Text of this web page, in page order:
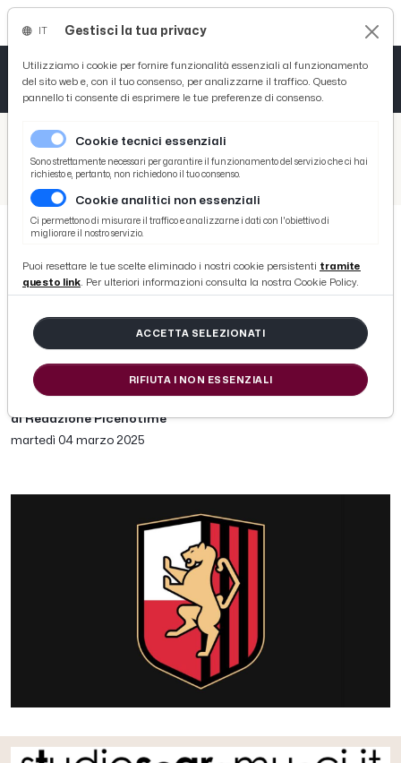
/ Picenotime
/ Serie B
Serie C, Lucchese deferita per violazioni di natura amministrativa. Penalizzazione in arrivo
Serie C, Lucchese deferita per
violazioni di natura
amministrativa. Penalizzazione in
arrivo
di Redazione Picenotime
martedì 04 marzo 2025
Gestisci la tua privacy
Utilizziamo i cookie per fornire funzionalità essenziali al funzionamento
del sito web e, con il tuo consenso, per analizzarne il traffico. Questo
pannello ti consente di esprimere le tue preferenze di consenso.
Cookie tecnici essenziali
Sono strettamente necessari per garantire il funzionamento del servizio che ci hai
richiesto e, pertanto, non richiedono il tuo consenso.
Cookie analitici non essenziali
Ci permettono di misurare il traffico e analizzarne i dati con l'obiettivo di
migliorare il nostro servizio.
Puoi resettare le tue scelte eliminado i nostri cookie persistenti tramite
questo link. Per ulteriori informazioni consulta la nostra Cookie Policy.
ACCETTA SELEZIONATI
RIFIUTA I NON ESSENZIALI
Tutto News
Tutto Sport
Basket
Ciclismo
Tutto Curiosità